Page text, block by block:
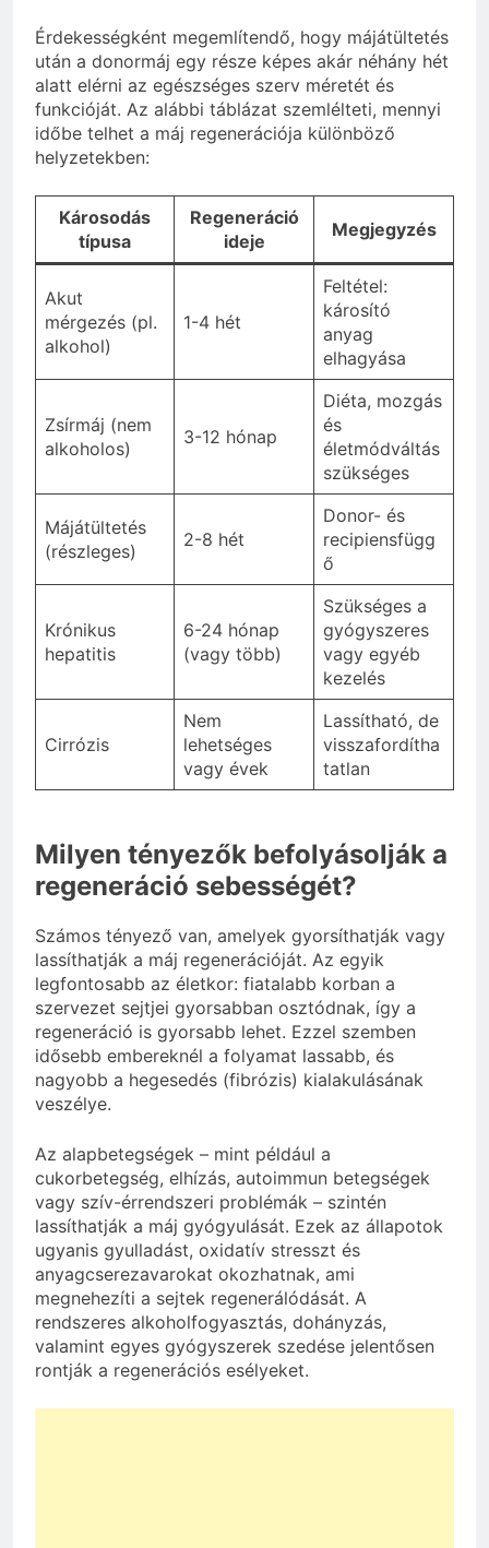
Érdekességként megemlítendő, hogy májátültetés
után a donormáj egy része képes akár néhány hét
alatt elérni az egészséges szerv méretét és
funkcióját. Az alábbi táblázat szemlélteti, mennyi
időbe telhet a máj regenerációja különböző
helyzetekben:
Károsodás
típusa
Regeneráció
ideje
Megjegyzés
Akut
mérgezés (pl.
alkohol)
1-4 hét
Feltétel:
károsító
anyag
elhagyása
Zsírmáj (nem
alkoholos)
3-12 hónap
Diéta, mozgás
és
életmódváltás
szükséges
Májátültetés
(részleges)
2-8 hét
Donor- és
recipiensfügg
ő
Krónikus
hepatitis
6-24 hónap
(vagy több)
Szükséges a
gyógyszeres
vagy egyéb
kezelés
Cirrózis
Nem
lehetséges
vagy évek
Lassítható, de
visszafordítha
tatlan
Milyen tényezők befolyásolják a
regeneráció sebességét?
Számos tényező van, amelyek gyorsíthatják vagy
lassíthatják a máj regenerációját. Az egyik
legfontosabb az életkor: fiatalabb korban a
szervezet sejtjei gyorsabban osztódnak, így a
regeneráció is gyorsabb lehet. Ezzel szemben
idősebb embereknél a folyamat lassabb, és
nagyobb a hegesedés (fibrózis) kialakulásának
veszélye.
Az alapbetegségek – mint például a
cukorbetegség, elhízás, autoimmun betegségek
vagy szív-érrendszeri problémák – szintén
lassíthatják a máj gyógyulását. Ezek az állapotok
ugyanis gyulladást, oxidatív stresszt és
anyagcserezavarokat okozhatnak, ami
megnehezíti a sejtek regenerálódását. A
rendszeres alkoholfogyasztás, dohányzás,
valamint egyes gyógyszerek szedése jelentősen
rontják a regenerációs esélyeket.